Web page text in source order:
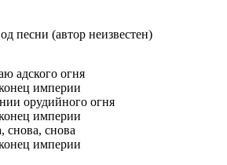
песни (автор неизвестен)
адского огня
империи
орудийного огня
империи
снова, снова
империи